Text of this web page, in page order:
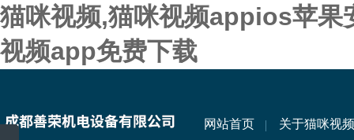
猫咪视频,猫咪视频appios苹果
视频app免费下载
网站首页 关于猫咪视频